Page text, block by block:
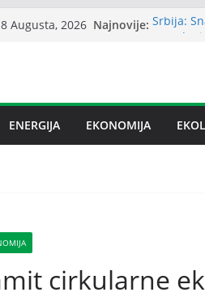
Augusta, 2026 Najnovije: Srbija:
Sindikat
I
ENERGIJA EKONOMIJA
cirkularne